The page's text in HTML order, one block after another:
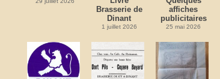
Brasserie de
Dinant
1 juillet 2026
affiches
publicitaires
25 mai 2026